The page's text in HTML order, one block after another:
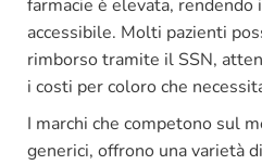
farmacie è elevata, rendendo
accessibile. Molti pazienti
rimborso tramite il SSN,
i costi per coloro che
I marchi che competono sul
generici, offrono una varietà